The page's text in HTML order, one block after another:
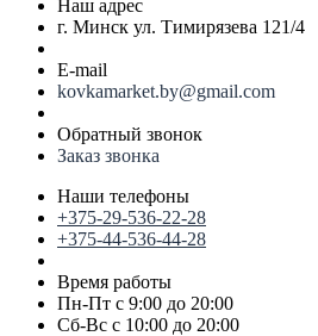
Наш адрес
г. Минск ул. Тимирязева 121/4
E-mail
kovkamarket.by@gmail.com
Обратный звонок
Заказ звонка
Наши телефоны
+375-29-536-22-28
+375-44-536-44-28
Время работы
Пн-Пт с 9:00 до 20:00
Сб-Вс с 10:00 до 20:00